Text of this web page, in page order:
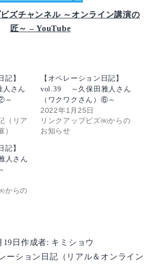
ズチャンネル ～オンライン講演の
匠～ – YouTube
記】
さん
～
（リア
）
【オペレーション日記】
vol.39 ～久保田雅人さん
（ワクワクさん）⑥～
2022年1月25日
リンクアップビズ㈱からの
お知らせ
記】
人さん
からの
19日 作成者: キミショウ
ーション日記（リアル＆オンライン